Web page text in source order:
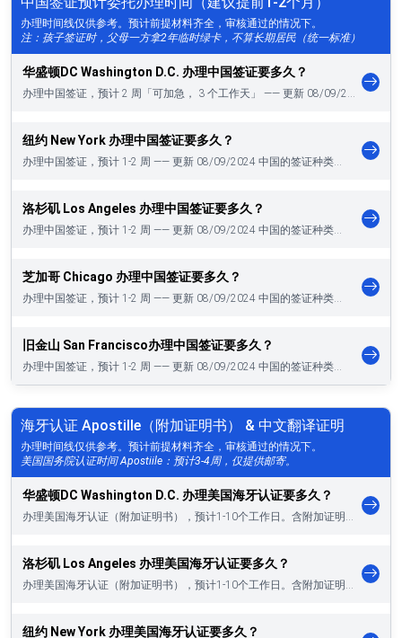
办理时间线仅供参考。预计前提材料齐全，审核通过的情况下。
注：孩子签证时，父母一方拿2年临时绿卡，不算长期居民（统一标准）
华盛顿DC Washington D.C. 办理中国签证要多久？
办理中国签证，预计 2 周「可加急， 3 个工作天」 —— 更新 08/09/2…
纽约 New York 办理中国签证要多久？
办理中国签证，预计 1-2 周 —— 更新 08/09/2024 中国的签证种类…
洛杉矶 Los Angeles 办理中国签证要多久？
办理中国签证，预计 1-2 周 —— 更新 08/09/2024 中国的签证种类…
芝加哥 Chicago 办理中国签证要多久？
办理中国签证，预计 1-2 周 —— 更新 08/09/2024 中国的签证种类…
旧金山 San Francisco办理中国签证要多久？
办理中国签证，预计 1-2 周 —— 更新 08/09/2024 中国的签证种类…
海牙认证 Apostille（附加证明书） & 中文翻译证明
办理时间线仅供参考。预计前提材料齐全，审核通过的情况下。
美国国务院认证时间 Apostiile：预计3-4周，仅提供邮寄。
华盛顿DC Washington D.C. 办理美国海牙认证要多久？
洛杉矶 Los Angeles 办理美国海牙认证要多久？
纽约 New York 办理美国海牙认证要多久？